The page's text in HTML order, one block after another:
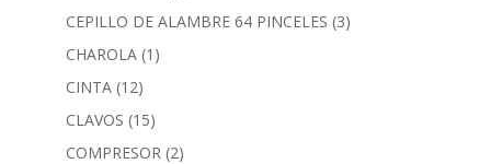
CEPILLO DE ALAMBRE 64 PINCELES (3)
CHAROLA (1)
CINTA (12)
CLAVOS (15)
COMPRESOR (2)